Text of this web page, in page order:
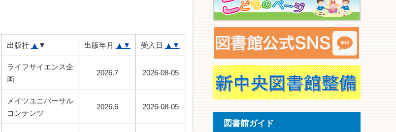
出版社 ▲ ▼ 出版年月 ▲ ▼ 受入日 ▲ ▼
ライフサイエンス企
画
2026.7 2026-08-05
メイツユニバーサル
コンテンツ
2026.6 2026-08-05
図書館ガイド